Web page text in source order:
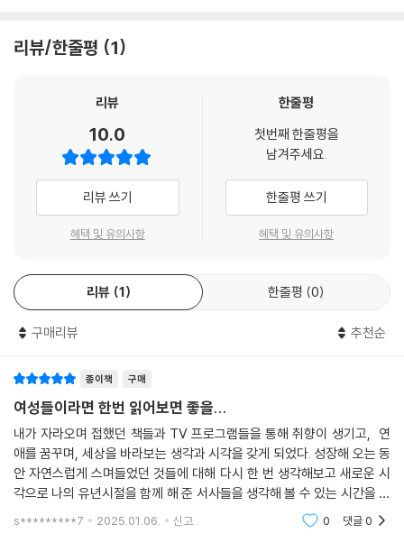
주 전쟁을 하기 위해서가 아니다. SF를 통한 우주적 상상력은 지구인인 나
것을 받아들이는 일이다.
---「젠더 상상력의 한계를 넘어」중에서
존재를 드러내고, 세상사에 무관심한 셜록의 성격을 ‘세상에 안주하는 태
성으로 자기 정체성을 발견하고 이를 서사로 발화(〈나의 눈부신 친구〉)한
다. 그리고 결혼 후 가정의 주부로 축소되는 자신의 역할에서 벗어나 사회
적 위치를 마련해나간다(〈와이 우먼 킬〉). 모든 개인의 성장이 그러하듯이
여성의 성장 또한 혼란스러운 자신의 욕망을 마주하고 사회의 억압에 맞서
가는 과정이다.
▶ 로맨스의 또 다른 이름, ‘주체적인 관계 맺기’
2부는 여성 취향 서사라 불리는 로맨스 작품에 대한 비평을 담았다. 저자는
로맨스물을 통해 현시대 여성들이 일상에서 경험하는 사회적 문제들을 예
해야 할 고증 문제(〈브리저튼〉)와 로맨스 클리셰의 재현 문제(〈부부의 세
계〉)를 드러낸다.
웹소설과 웹툰에서 활발하게 생산되는 로맨스 패러디물은 로맨스의 클리
셰를 개인의 자유를 구속하는 억압으로 파악한다. 로맨스 패러디물은 기존
로맨스 문법을 비판함과 동시에 사회에서 여성에게 가하는 부정적 측면을
은유적으로 비판하면서 로맨스의 또 다른 가능성을 제시한다.
리뷰/한줄평 1
리뷰
10.0
리뷰 쓰기
혜택 및 유의사항
한줄평
첫번째 한줄평을
남겨주세요.
한줄평 쓰기
혜택 및 유의사항
리뷰 1 한줄평 0
구매리뷰 추천순
종이책 구매
여성들이라면 한번 읽어보면 좋을...
내가 자라오며 접했던 책들과 TV 프로그램들을 통해 취향이 생기고, 연
애를 꿈꾸며, 세상을 바라보는 생각과 시각을 갖게 되었다. 성장해 오는 동
안 자연스럽게 스며들었던 것들에 대해 다시 한 번 생각해보고 새로운 시
각으로 나의 유년시절을 함께 해 준 서사들을 생각해 볼 수 있는 시간을 갖
게되었다. 여성들이라면 한번쯤 읽어보았으면 한다.
s*********7 2025.01.06. 신고 0 댓글0